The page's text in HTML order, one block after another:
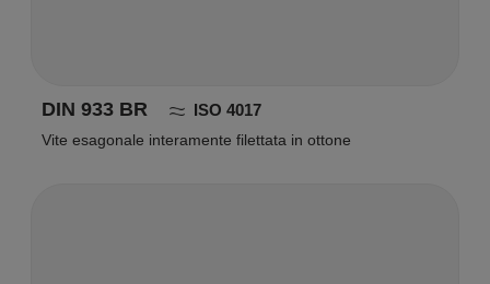
DIN 933 BR ISO 4017
Vite esagonale interamente filettata in ottone